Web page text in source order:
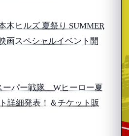
木ヒルズ 夏祭り SUMMER
画スペシャルイベント開
ーパー戦隊 Wヒーロー夏
詳細発表！＆チケット販